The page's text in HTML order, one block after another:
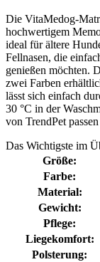
Die VitaMedog-
hochwertigem
ideal für ältere
Fellnasen, die
genießen möchten.
zwei Farben
lässt sich einfach
30 °C in der
von TrendPet
Das Wichtigste im
Größe:
Farbe:
Material:
Gewicht:
Pflege:
Liegekomfort:
Polsterung: